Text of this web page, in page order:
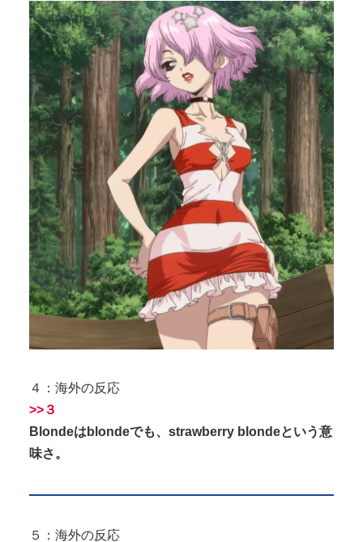
４：海外の反応
>>３
Blondeはblondeでも、strawberry blondeという意
味さ。
５：海外の反応